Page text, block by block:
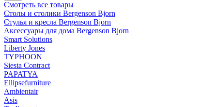
Смотреть все товары
Столы и столики Bergenson Bjorn
Стулья и кресла Bergenson Bjorn
Аксессуары для дома Bergenson Bjorn
Smart Solutions
Liberty Jones
TYPHOON
Siesta Contract
PAPATYA
Ellipsefurniture
Ambientair
Asis